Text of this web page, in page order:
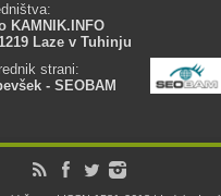
KAMNIK.INFO
Laze v Tuhinju
strani:
- SEOBAM